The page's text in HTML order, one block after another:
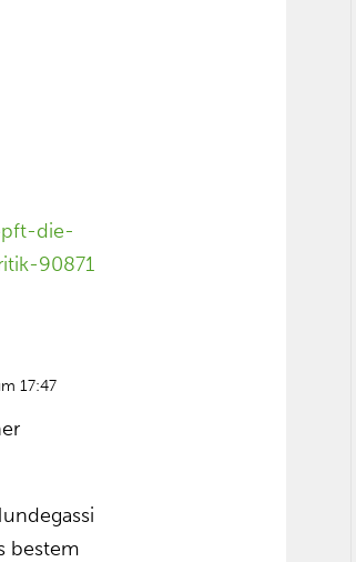
die-
90871
17:47
bestem